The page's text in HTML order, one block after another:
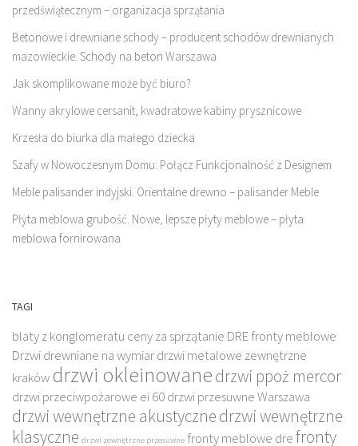
przedświątecznym – organizacja sprzątania
Betonowe i drewniane schody – producent schodów drewnianych
mazowieckie. Schody na beton Warszawa
Jak skomplikowane może być biuro?
Wanny akrylowe cersanit, kwadratowe kabiny prysznicowe
Krzesła do biurka dla małego dziecka
Szafy w Nowoczesnym Domu: Połącz Funkcjonalność z Designem
Meble palisander indyjski. Orientalne drewno – palisander Meble
Płyta meblowa grubość. Nowe, lepsze płyty meblowe – płyta
meblowa fornirowana
TAGI
blaty z konglomeratu ceny za sprzątanie DRE fronty meblowe
Drzwi drewniane na wymiardrzwi metalowe zewnętrzne
kraków drzwi okleinowanedrzwi ppoż mercor
drzwi przeciwpożarowe ei 60drzwi przesuwne Warszawa
drzwi wewnętrzne akustycznedrzwi wewnętrzne
klasyczne drzwi zewnętrzne przesuwne fronty meblowe drefronty